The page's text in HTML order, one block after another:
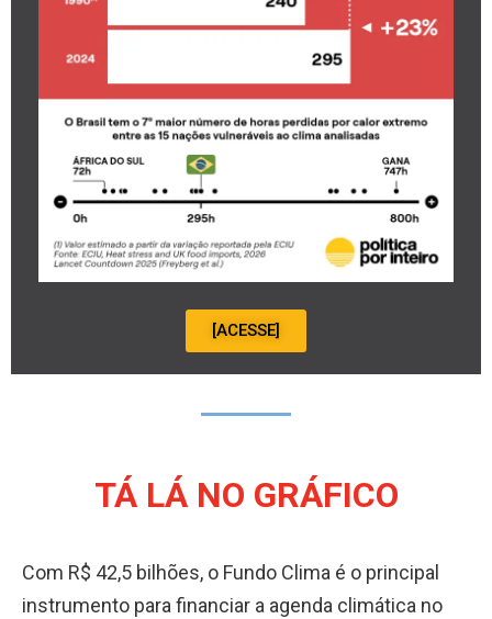
[ACESSE]
TÁ LÁ NO GRÁFICO
Com R$ 42,5 bilhões, o Fundo Clima é o principal
instrumento para financiar a agenda climática no